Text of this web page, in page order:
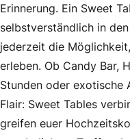
Süße Momente gehören
Erinnerung. Ein Sweet
selbstverständlich in
jederzeit die
erleben. Ob Candy Bar,
Stunden oder exotische
Flair: Sweet Tables
greifen euer